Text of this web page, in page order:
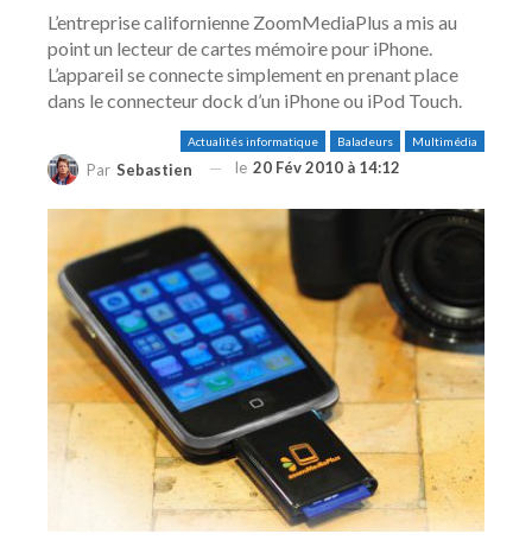
L’entreprise californienne ZoomMediaPlus a mis au
point un lecteur de cartes mémoire pour iPhone.
L’appareil se connecte simplement en prenant place
dans le connecteur dock d’un iPhone ou iPod Touch.
Actualités informatique Baladeurs Multimédia
Par Sebastien le 20 Fév 2010 à 14:12